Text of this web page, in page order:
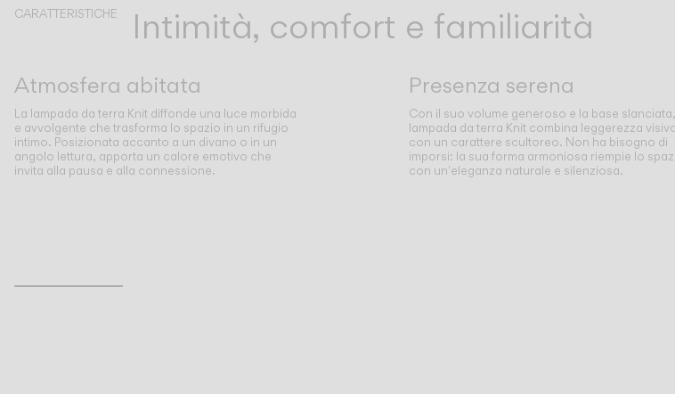
CARATTERISTICHE Intimità, comfort e familiarità
Atmosfera abitata
La lampada da terra Knit diffonde una luce morbida
e avvolgente che trasforma lo spazio in un rifugio
intimo. Posizionata accanto a un divano o in un
angolo lettura, apporta un calore emotivo che
invita alla pausa e alla connessione.
Presenza serena
Con il suo volume generoso e la base
lampada da terra Knit combina leggerezza visiva
con un carattere scultoreo. Non ha bisogno di
imporsi: la sua forma armoniosa riempie lo
con un'eleganza naturale e silenziosa.
Inspirational Book